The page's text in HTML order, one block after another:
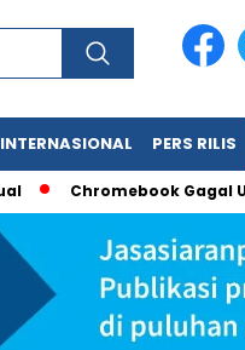
INTERNASIONAL PERS RILIS
Chromebook Gagal Uji